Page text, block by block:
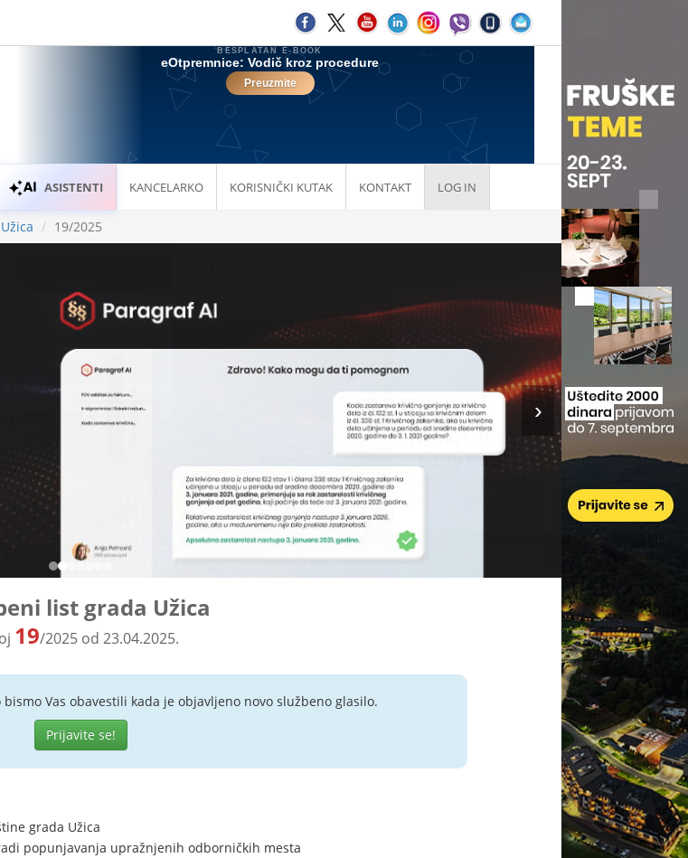
ASISTENTI KANCELARKO KORISNIČKI KUTAK KONTAKT LOG IN
19/2025
list grada Užica
19/2025 od 23.04.2025.
Vas obavestili kada je objavljeno novo službeno glasilo.
Prijavite se!
grada Užica
popunjavanja upražnjenih odborničkih mesta